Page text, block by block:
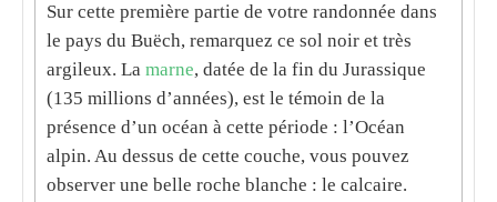
Sur cette première partie de votre randonnée dans
le pays du Buëch, remarquez ce sol noir et très
argileux. La marne, datée de la fin du Jurassique
(135 millions d’années), est le témoin de la
présence d’un océan à cette période : l’Océan
alpin. Au dessus de cette couche, vous pouvez
observer une belle roche blanche : le calcaire.